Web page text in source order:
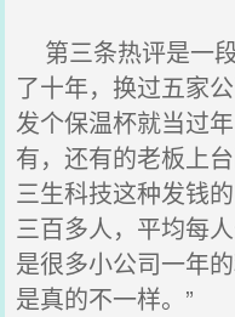
第三条热评是一
了十年，换过五家
发个保温杯就当过
有，还有的老板上台
三生科技这种发钱
三百多人，平均每
是很多小公司一年
是真的不一样。”